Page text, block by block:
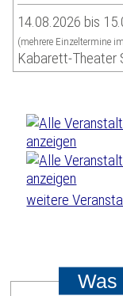
14.08.2026 bis
(mehrere Einzeltermine
Kabarett-Theater
weitere
Was